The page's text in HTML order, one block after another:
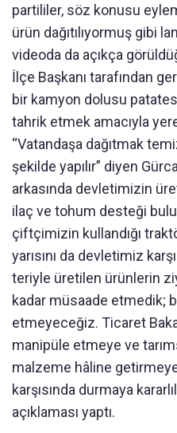
partililer, söz konusu
ürün dağıtılıyormuş gibi
videoda da açıkça
İlçe Başkanı tarafından
bir kamyon dolusu
tahrik etmek amacıyla
“Vatandaşa dağıtmak
şekilde yapılır” diyen
arkasında devletimizin
ilaç ve tohum desteği
çiftçimizin kullandığı
yarısını da devletimiz
teriyle üretilen ürünlerin
kadar müsaade etmedik;
etmeyeceğiz. Ticaret
manipüle etmeye ve
malzeme hâline
karşısında durmaya
açıklaması yaptı.